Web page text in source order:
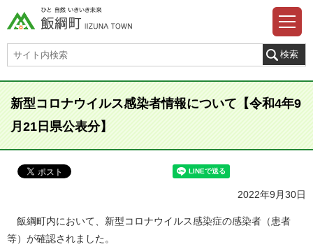
新型コロナウイルス感染者情報について【令和4年9
月21日県公表分】
2022年9月30日
飯綱町内において、新型コロナウイルス感染症の感染者（患者
等）が確認されました。